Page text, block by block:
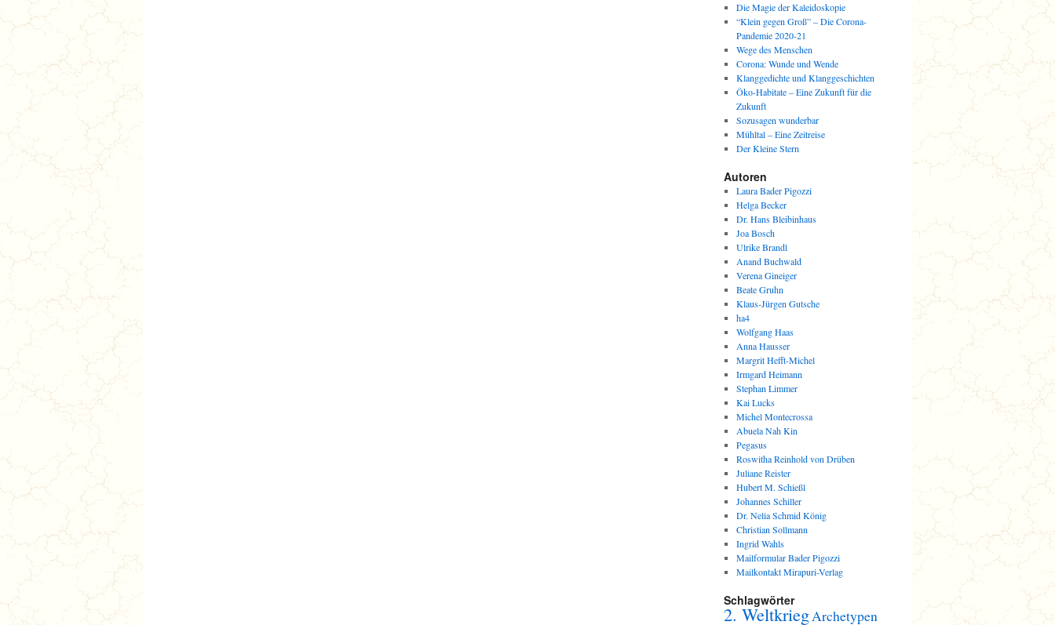
Die Magie der Kaleidoskopie
“Klein gegen Groß” – Die Corona-
Pandemie 2020-21
Wege des Menschen
Corona: Wunde und Wende
Klanggedichte und Klanggeschichten
Öko-Habitate – Eine Zukunft für die
Zukunft
Sozusagen wunderbar
Mühltal – Eine Zeitreise
Der Kleine Stern
Autoren
Laura Bader Pigozzi
Helga Becker
Dr. Hans Bleibinhaus
Joa Bosch
Ulrike Brandl
Anand Buchwald
Verena Gineiger
Beate Gruhn
Klaus-Jürgen Gutsche
ha4
Wolfgang Haas
Anna Hausser
Margrit Hefft-Michel
Irmgard Heimann
Stephan Limmer
Kai Lucks
Michel Montecrossa
Abuela Nah Kin
Pegasus
Roswitha Reinhold von Drüben
Juliane Reister
Hubert M. Schießl
Johannes Schiller
Dr. Nelia Schmid König
Christian Sollmann
Ingrid Wahls
Mailformular Bader Pigozzi
Mailkontakt Mirapuri-Verlag
Schlagwörter
2. WeltkriegArchetypen